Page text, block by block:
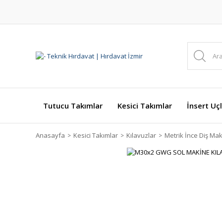
Tutucu Takımlar Kesici Takımlar İnsert
Anasayfa Kesici Takımlar Kılavuzlar Metrik İnce Diş